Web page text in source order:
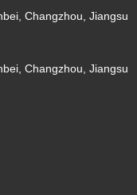
Changzhou, Jiangsu
Changzhou, Jiangsu